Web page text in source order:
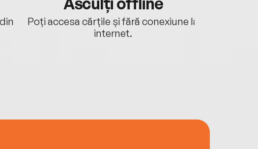
Poți accesa cărțile și fără conexiune la
internet.